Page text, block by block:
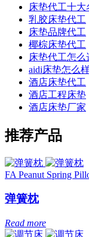
床垫代工十
乳胶床垫代工
床垫品牌代工
椰棕床垫代工
床垫代工怎么
aidi床垫怎么
酒店床垫代工
酒店工程床垫
酒店床垫厂家
推荐产品
FA Peanut Spring
弹簧枕
Read more